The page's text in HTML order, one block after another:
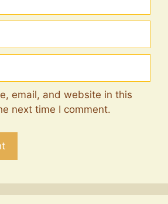
email, and website in this
next time I comment.